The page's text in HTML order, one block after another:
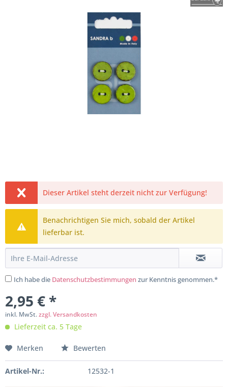
Dieser Artikel steht derzeit nicht zur Verfügung!
Benachrichtigen Sie mich, sobald der Artikel
lieferbar ist.
Ich habe die Datenschutzbestimmungen zur Kenntnis genommen.*
2,95 € *
inkl. MwSt.zzgl. Versandkosten
Lieferzeit ca. 5 Tage
Merken Bewerten
Artikel-Nr.: 12532-1